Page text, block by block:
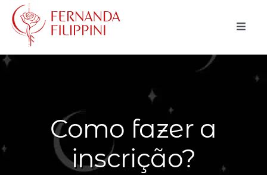
para
conteúdo
Toggle
CONSULTAS
MAGIA NATURAL
BLOG
Como fazer a
inscrição?